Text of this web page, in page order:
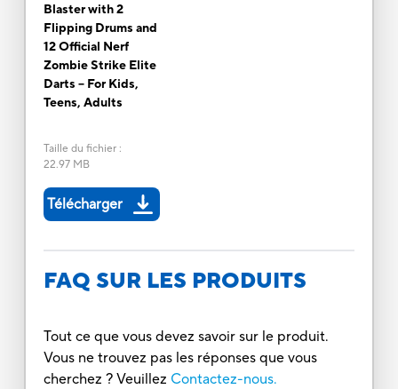
Blaster with 2
Flipping Drums and
12 Official Nerf
Zombie Strike Elite
Darts – For Kids,
Teens, Adults
Taille du fichier:
22.97 MB
Télécharger
FAQ SUR LES PRODUITS
Tout ce que vous devez savoir sur le produit.
Vous ne trouvez pas les réponses que vous
cherchez ? Veuillez Contactez-nous.